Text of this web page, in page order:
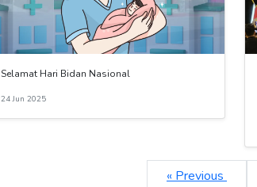
Selamat Hari Bidan Nasional
24 Jun 2025
« Previous